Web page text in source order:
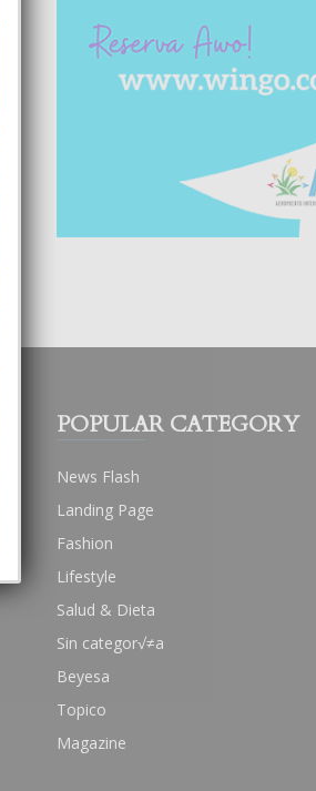
POPULAR CATEGORY
News Flash
Landing Page
Fashion
Lifestyle
Salud & Dieta
Sin categor√≠a
Beyesa
Topico
Magazine